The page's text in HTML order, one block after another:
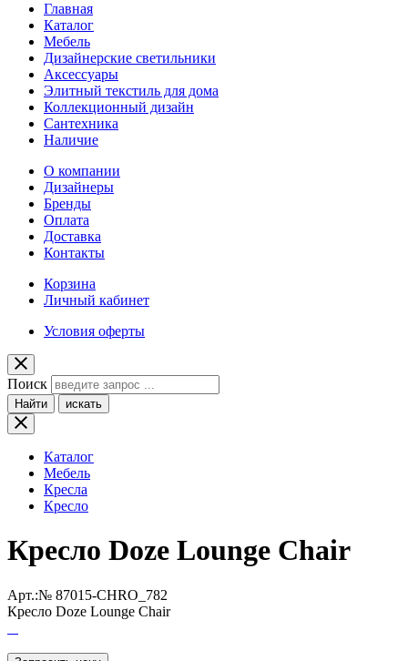
Главная
Каталог
Мебель
Дизайнерские светильники
Аксессуары
Элитный текстиль для дома
Коллекционный дизайн
Сантехника
Наличие
О компании
Дизайнеры
Бренды
Оплата
Доставка
Контакты
Корзина
Личный кабинет
Условия оферты
Поиск
Найти искать
Каталог
Мебель
Кресла
Кресло
Кресло Doze Lounge Chair
Арт.:№ 87015-CHRO_782
Кресло Doze Lounge Chair